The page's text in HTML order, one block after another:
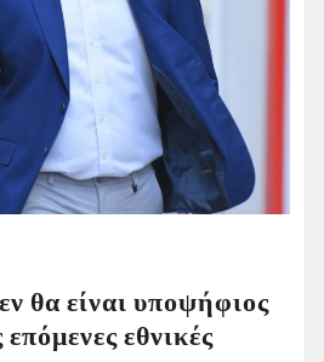
θα είναι υποψήφιος
εθνικές